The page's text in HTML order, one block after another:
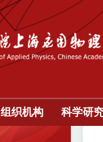
组织机构 科学研